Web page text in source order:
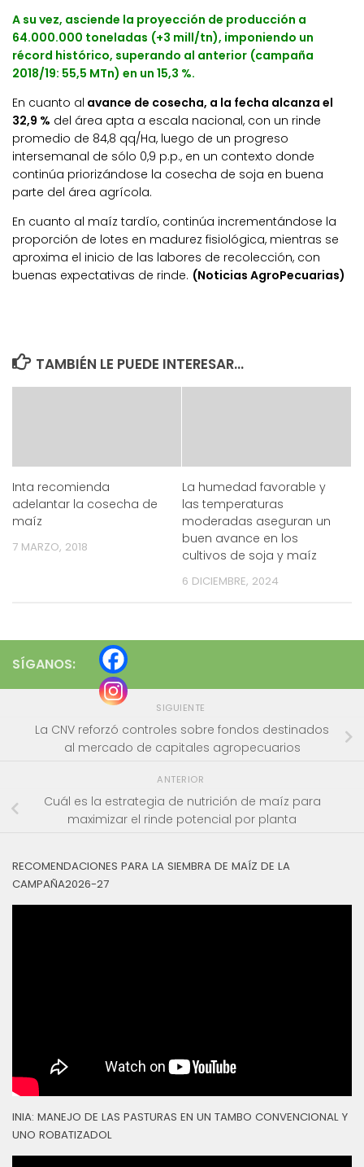
A su vez, asciende la proyección de producción a
64.000.000 toneladas (+3 mill/tn), imponiendo un
récord histórico, superando al anterior (campaña
2018/19: 55,5 MTn) en un 15,3 %.
En cuanto al avance de cosecha, a la fecha alcanza el
32,9 % del área apta a escala nacional, con un rinde
promedio de 84,8 qq/Ha, luego de un progreso
intersemanal de sólo 0,9 p.p., en un contexto donde
continúa priorizándose la cosecha de soja en buena
parte del área agrícola.
En cuanto al maíz tardío, continúa incrementándose la
proporción de lotes en madurez fisiológica, mientras se
aproxima el inicio de las labores de recolección, con
buenas expectativas de rinde. (Noticias AgroPecuarias)
TAMBIÉN LE PUEDE INTERESAR...
Inta recomienda
adelantar la cosecha de
maíz
7 MARZO, 2018
La humedad favorable y
las temperaturas
moderadas aseguran un
buen avance en los
cultivos de soja y maíz
6 DICIEMBRE, 2024
SÍGANOS:
SIGUIENTE
La CNV reforzó controles sobre fondos destinados
al mercado de capitales agropecuarios
ANTERIOR
Cuál es la estrategia de nutrición de maíz para
maximizar el rinde potencial por planta
RECOMENDACIONES PARA LA SIEMBRA DE MAÍZ DE LA
CAMPAÑA2026-27
INIA: MANEJO DE LAS PASTURAS EN UN TAMBO CONVENCIONAL Y
UNO ROBATIZADOL